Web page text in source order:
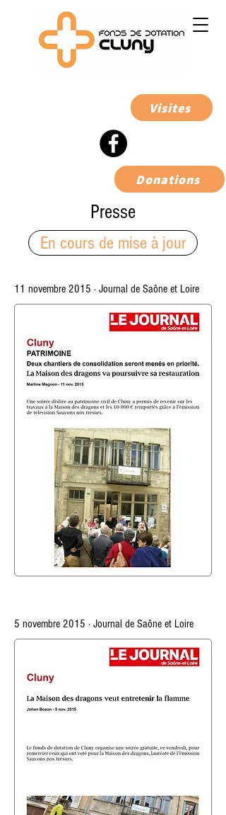
Visites
Donations
Presse
En cours de mise à jour
11 novembre 2015 · Journal de Saône et Loire
5 novembre 2015 · Journal de Saône et Loire